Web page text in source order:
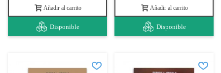
Añadir al carrito
Disponible
Añadir al carrito
Disponible